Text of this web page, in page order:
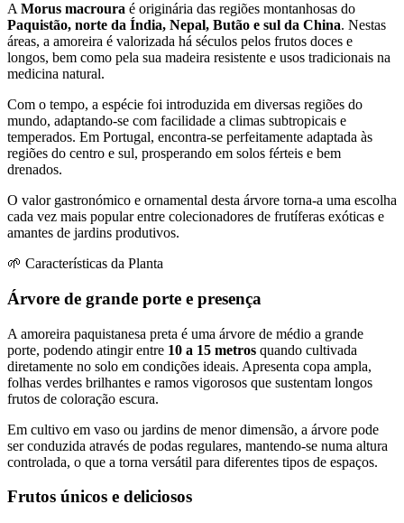
A Morus macroura é originária das regiões montanhosas do
Paquistão, norte da Índia, Nepal, Butão e sul da China. Nestas
áreas, a amoreira é valorizada há séculos pelos frutos doces e
longos, bem como pela sua madeira resistente e usos tradicionais na
medicina natural.
Com o tempo, a espécie foi introduzida em diversas regiões do
mundo, adaptando-se com facilidade a climas subtropicais e
temperados. Em Portugal, encontra-se perfeitamente adaptada às
regiões do centro e sul, prosperando em solos férteis e bem
drenados.
O valor gastronómico e ornamental desta árvore torna-a uma escolha
cada vez mais popular entre colecionadores de frutíferas exóticas e
amantes de jardins produtivos.
🌱 Características da Planta
Árvore de grande porte e presença
A amoreira paquistanesa preta é uma árvore de médio a grande
porte, podendo atingir entre 10 a 15 metros quando cultivada
diretamente no solo em condições ideais. Apresenta copa ampla,
folhas verdes brilhantes e ramos vigorosos que sustentam longos
frutos de coloração escura.
Em cultivo em vaso ou jardins de menor dimensão, a árvore pode
ser conduzida através de podas regulares, mantendo-se numa altura
controlada, o que a torna versátil para diferentes tipos de espaços.
Frutos únicos e deliciosos